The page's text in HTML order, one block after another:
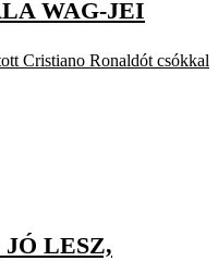
WAG-JEI
Cristiano Ronaldót csókkal
LESZ,